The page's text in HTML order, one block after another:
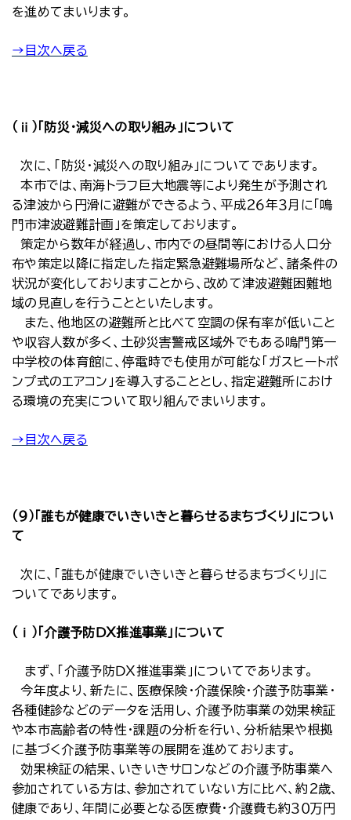
を進めてまいります。
→目次へ戻る
（ⅱ）「防災・減災への取り組み」について
次に、「防災・減災への取り組み」についてであります。
本市では、南海トラフ巨大地震等により発生が予測され
る津波から円滑に避難ができるよう、平成２６年３月に「鳴
門市津波避難計画」を策定しております。
策定から数年が経過し、市内での昼間等における人口分
布や策定以降に指定した指定緊急避難場所など、諸条件の
状況が変化しておりますことから、改めて津波避難困難地
域の見直しを行うことといたします。
また、他地区の避難所と比べて空調の保有率が低いこと
や収容人数が多く、土砂災害警戒区域外でもある鳴門第一
中学校の体育館に、停電時でも使用が可能な「ガスヒートポ
ンプ式のエアコン」を導入することとし、指定避難所におけ
る環境の充実について取り組んでまいります。
→目次へ戻る
（９）「誰もが健康でいきいきと暮らせるまちづくり」につい
て
次に、「誰もが健康でいきいきと暮らせるまちづくり」に
ついてであります。
（ⅰ）「介護予防ＤＸ推進事業」について
まず、「介護予防ＤＸ推進事業」についてであります。
今年度より、新たに、医療保険・介護保険・介護予防事業・
各種健診などのデータを活用し、介護予防事業の効果検証
や本市高齢者の特性・課題の分析を行い、分析結果や根拠
に基づく介護予防事業等の展開を進めております。
効果検証の結果、いきいきサロンなどの介護予防事業へ
参加されている方は、参加されていない方に比べ、約２歳、
健康であり、年間に必要となる医療費・介護費も約３０万円